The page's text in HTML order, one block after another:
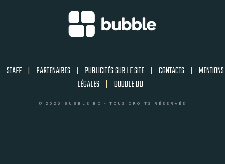
STAFF | PARTENAIRES | PUBLICITÉS SUR LE SITE | CONTACTS | MENTIONS
LÉGALES | BUBBLE BD
© 2026 BUBBLE BD - TOUS DROITS RÉSERVÉS